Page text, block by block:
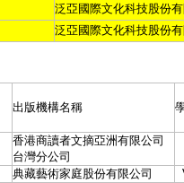
泛亞國際文化科技股份有
泛亞國際文化科技股份有
出版機構名稱
香港商讀者文摘亞洲有限公司
台灣分公司
典藏藝術家庭股份有限公司